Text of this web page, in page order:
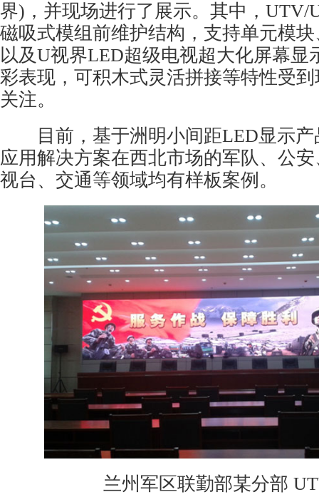
界)，并现场进行了展示。其中，UTV/
磁吸式模组前维护结构，支持单元模
以及U视界LED超级电视超大化屏幕显
彩表现，可积木式灵活拼接等特性受
关注。
目前，基于洲明小间距LED显示产
应用解决方案在西北市场的军队、公
视台、交通等领域均有样板案例。
兰州军区联勤部某分部